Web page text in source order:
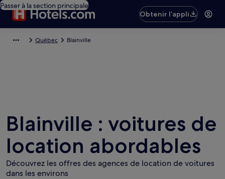
Passer à la section principale
Obtenir l’appli
Québec Blainville
Blainville : voitures de
location abordables
Découvrez les offres des agences de location de voitures
dans les environs